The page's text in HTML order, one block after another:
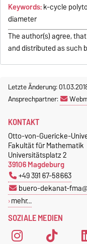
Keywords:k-cycle
diameter
The author(s) agree,
and distributed as such
Letzte Änderung:
Ansprechpartner:
SOZIALE MEDIEN
KONTAKT
Otto-von-Guericke-
Fakultät für Mathematik
Universitätsplatz 2
39106 Magdeburg
+49 391 67-58663
buero-dekanat-
mehr…